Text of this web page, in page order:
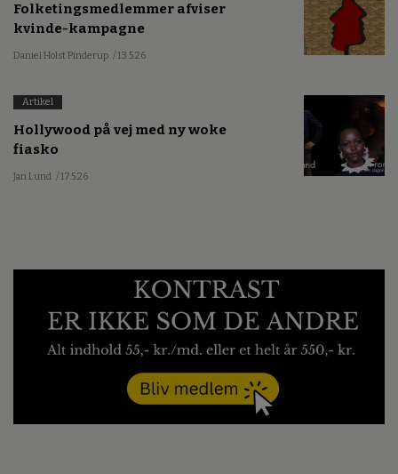
Folketingsmedlemmer afviser
kvinde-kampagne
Daniel Holst Pinderup / 13.5.26
Artikel
Hollywood på vej med ny woke
fiasko
Jan Lund / 17.5.26